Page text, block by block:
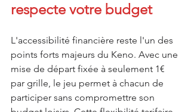
respecte votre budget
L'accessibilité financière reste l'un des
points forts majeurs du Keno. Avec une
mise de départ fixée à seulement 1€
par grille, le jeu permet à chacun de
participer sans compromettre son